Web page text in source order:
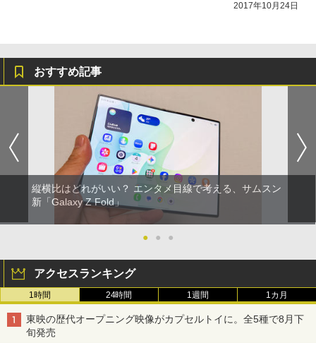
2017年10月24日
おすすめ記事
縦横比はどれがいい？ エンタメ目線で考える、サムスン
新「Galaxy Z Fold」
● ● ●
アクセスランキング
1時間 24時間 1週間 1カ月
東映の歴代オープニング映像がカプセルトイに。全5種で8月下
旬発売